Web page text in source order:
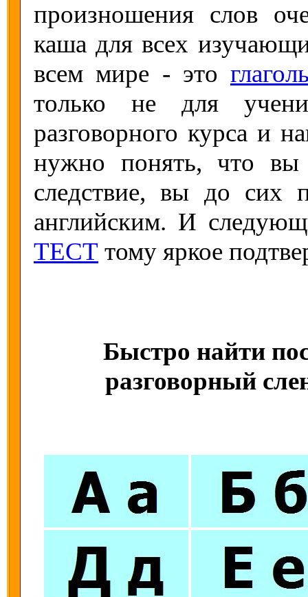
произношения слов
каша для всех
всем мире - это
только не для
разговорного курса и
нужно понять, что
следствие, вы до сих
английским. И
ТЕСТ тому яркое
Быстро найти
разговорный